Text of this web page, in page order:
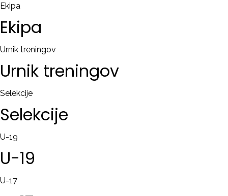
Ekipa
Ekipa
Urnik treningov
Urnik treningov
Selekcije
Selekcije
U-19
U-19
U-17
/